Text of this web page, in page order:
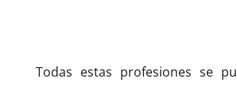
Todas estas profesiones se